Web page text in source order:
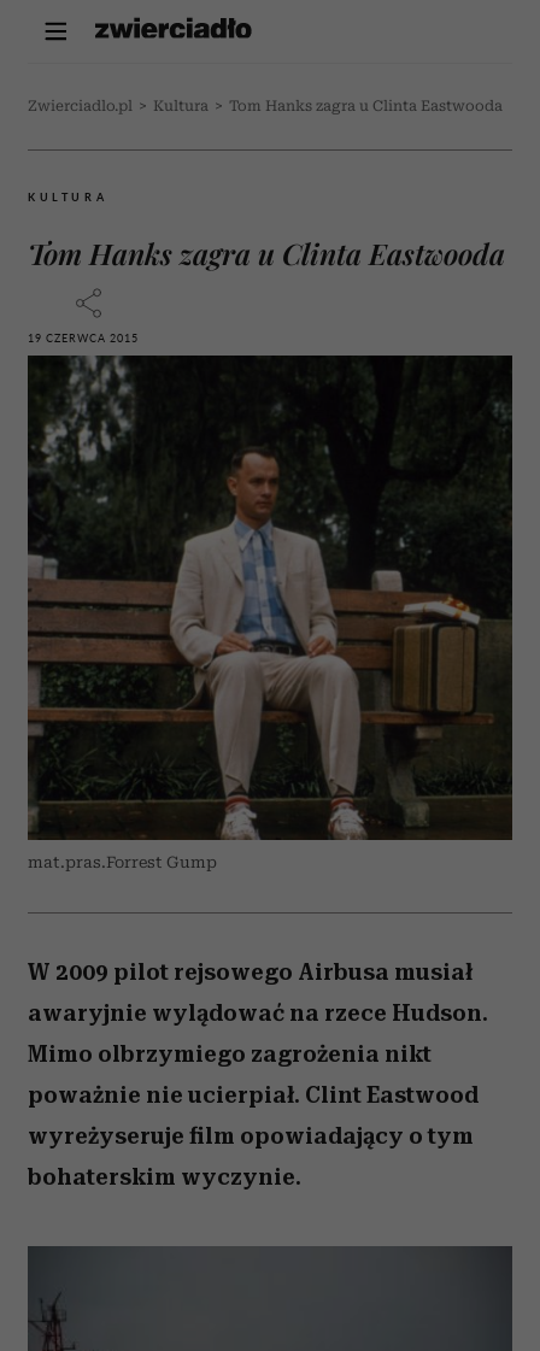
Zwierciadlo.pl > Kultura > Tom Hanks zagra u Clinta Eastwooda
KULTURA
Tom Hanks zagra u Clinta Eastwooda
19 CZERWCA 2015
mat.pras.Forrest Gump
W 2009 pilot rejsowego Airbusa musiał
awaryjnie wylądować na rzece Hudson.
Mimo olbrzymiego zagrożenia nikt
poważnie nie ucierpiał. Clint Eastwood
wyreżyseruje film opowiadający o tym
bohaterskim wyczynie.